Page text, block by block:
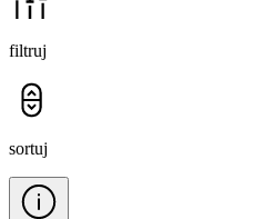
filtruj
sortuj